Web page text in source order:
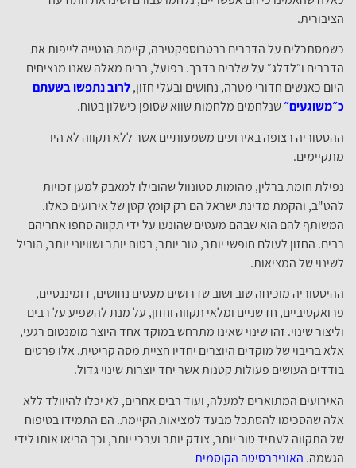
הציבורית.
כשמסתכלים על הדברים ברטרוספקטיבה, קיימת הנטייה לייפות את
הדברים ו״לדלג״ על שלבים בדרך. בפועל, רבים מאלה שאנו מנציחים
היום כאנשים חדורי מטרה, נחושים ובעלי חזון,לרוב נתפשו בשעתם
כ״משוגעים״שנלחמים מלחמות שווא שסופן כישלון בטוח.
ההסטוריה רצופה באירועים משמעותיים אשר ללא תקווה לא היו
מתקיימים.
נפילת חומת ברלין, מהומות סטונוול שהובילו למאבק למען זכויות
להט"ב, והקמת מדינת ישראל הם רק קומץ קטן של אירועים כאלו.
המשותף להם הוא שבהם מעטים שהונעו על ידי תקווה סחפו אחריהם
רבים. החזון לעולם חופשי יותר, טוב יותר, בטוח יותר ושוויוני יותר, הוביל
לשינוי של המציאות.
ההיסטוריה מוכיחה שוב ושוב שדרושים מעטים נחושים, דומיננטיים,
פרואקטיביים, חדשניים ומלאי תקווה וחזון, על מנת להשפיע על רבים
וליצור שינוי. זהו שינוי שאינו מתרחש במוקד אחד היוצר מומנטום רגעי,
אלא בריבוי של מוקדים היוצרים יחדיו חציית מסה קריטית. אלו פרטים
בודדים העושים פעולות קטנות אשר יחד יוצרות שינוי גדול.
האירועים המתוארים למעלה, ועוד רבים אחרים, לא יכלו להיוולד ללא
אלה שהסכימו להסתכל מבעד למציאות הקיימת. הם התמידו בטיפוח
של התקווה לעתיד טוב יותר, צודק יותר וערכי יותר, וכך הביאו אותו לידי
הגשמה. האוניברסיטה הקוסמית